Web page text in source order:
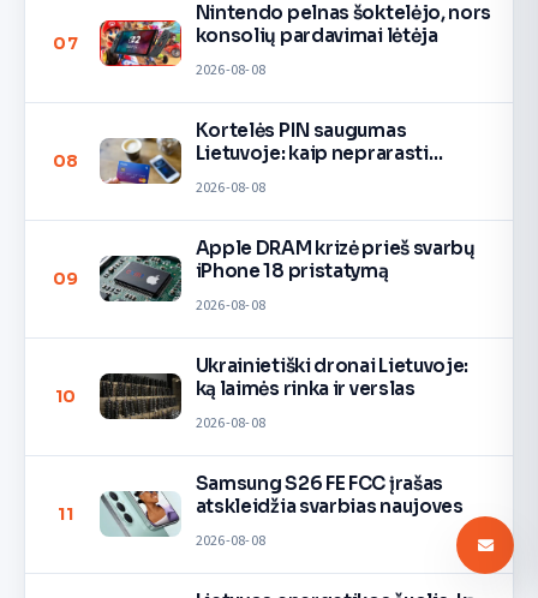
07
Nintendo pelnas šoktelėjo, nors
konsolių pardavimai lėtėja
2026-08-08
08
Kortelės PIN saugumas
Lietuvoje: kaip neprarasti
2026-08-08
09
Apple DRAM krizė prieš svarbų
iPhone 18 pristatymą
2026-08-08
10
Ukrainietiški dronai Lietuvoje:
ką laimės rinka ir verslas
2026-08-08
11
Samsung S26 FE FCC įrašas
atskleidžia svarbias naujoves
2026-08-08